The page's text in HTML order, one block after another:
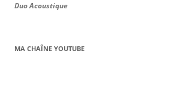
Duo Acoustique
MA CHAÎNE YOUTUBE